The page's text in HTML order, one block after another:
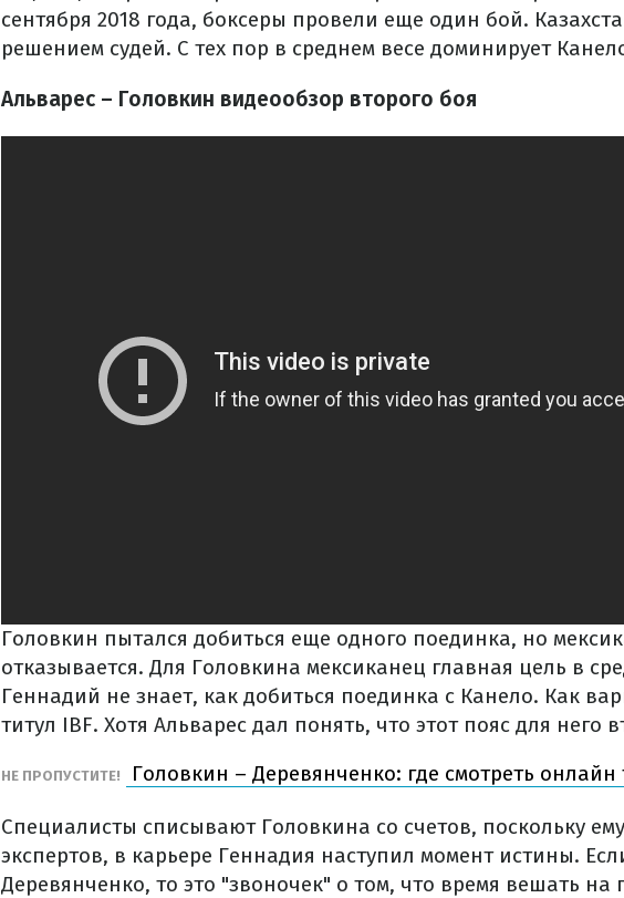
сентября 2018 года, боксеры провели еще один бой.
решением судей. С тех пор в среднем весе доминирует
Альварес – Головкин видеообзор второго боя
Головкин пытался добиться еще одного поединка, но
отказывается. Для Головкина мексиканец главная цель в
Геннадий не знает, как добиться поединка с Канело. Как
титул IBF. Хотя Альварес дал понять, что этот пояс для него
НЕ ПРОПУСТИТЕ! Головкин – Деревянченко: где смотреть
Специалисты списывают Головкина со счетов, поскольку
экспертов, в карьере Геннадия наступил момент истины.
Деревянченко, то это "звоночек" о том, что время вешать на